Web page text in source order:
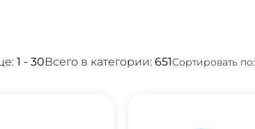
1 - 30Всего в категории: 651Сортировать по: